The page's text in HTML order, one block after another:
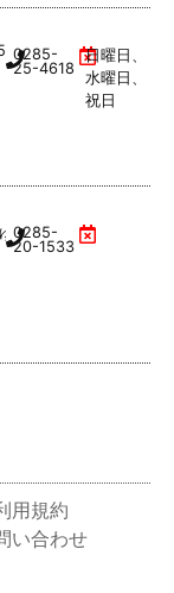
0285-
25-4618
日曜日、
水曜日、
祝日
うえんハーヴェストウ
0285-
20-1533
用規約
い合わせ